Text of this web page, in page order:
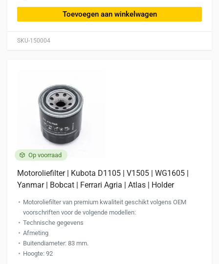
SKU-150004
Toevoegen aan winkelwagen
Op voorraad
Motoroliefilter | Kubota D1105 | V1505 | WG1605 |
Yanmar | Bobcat | Ferrari Agria | Atlas | Holder
Motoroliefilter van premium kwaliteit geschikt volgens OEM
voorschriften voor de volgende modellen:
Technische gegevens
Afmeting
Buitendiameter: 83 mm.
Hoogte: 92